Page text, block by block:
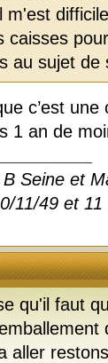
m'est
caisses
au sujet
c’est
1 an de
Seine et
11/49 et
qu'il faut
aller